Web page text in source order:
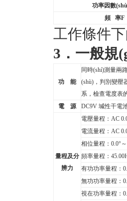
功率因數
頻
率F
工作條件
3 ．一般規
功 能
同時(shí)測量兩
(shù)，判別變壓
系，檢查電度表
電 源
DC9V 堿性干電
量程及分
辨力
電壓量程：AC
電流量程：AC
相位量程：0.0°
頻率量程：
有功功率量程：
無功功率量程：
視在功率量程：